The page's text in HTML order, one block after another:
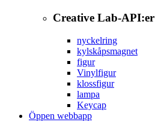
Creative Lab-API:er
nyckelring
kylskåpsmagnet
figur
Vinylfigur
klossfigur
lampa
Keycap
Öppen webbapp